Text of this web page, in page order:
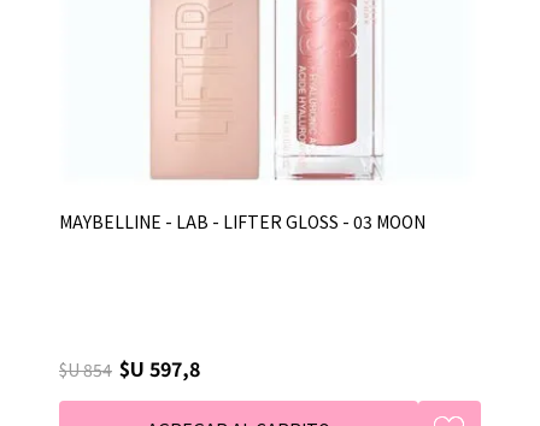
MAYBELLINE - LAB - LIFTER GLOSS - 03 MOON
$U 854 $U 597,8